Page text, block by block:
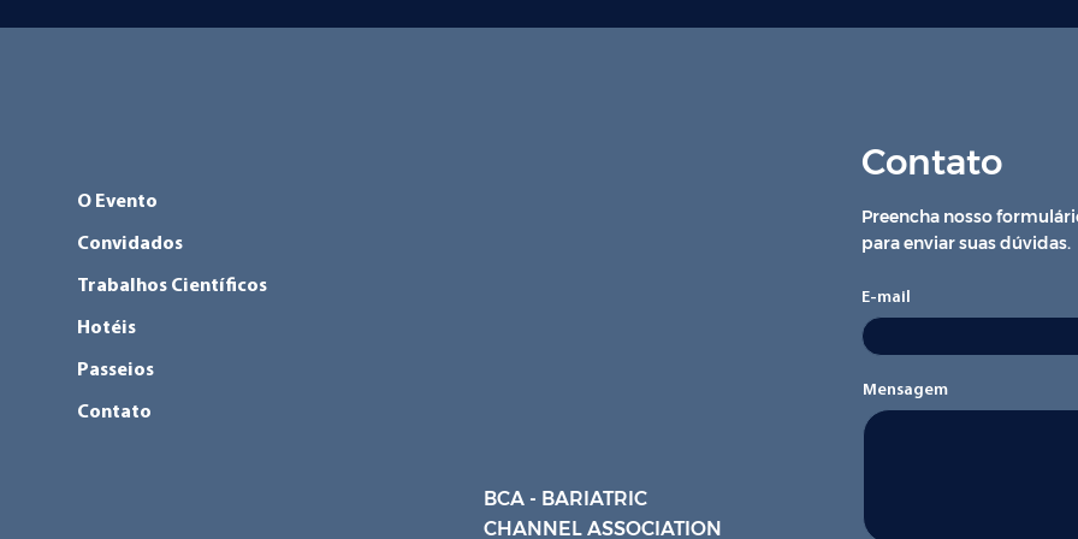
O Evento
Convidados
Trabalhos Científicos
Hotéis
Passeios
Contato
BCA - BARIATRIC
CHANNEL ASSOCIATION
Contato
Preencha nosso
para enviar suas dúvidas.
E-mail
Mensagem